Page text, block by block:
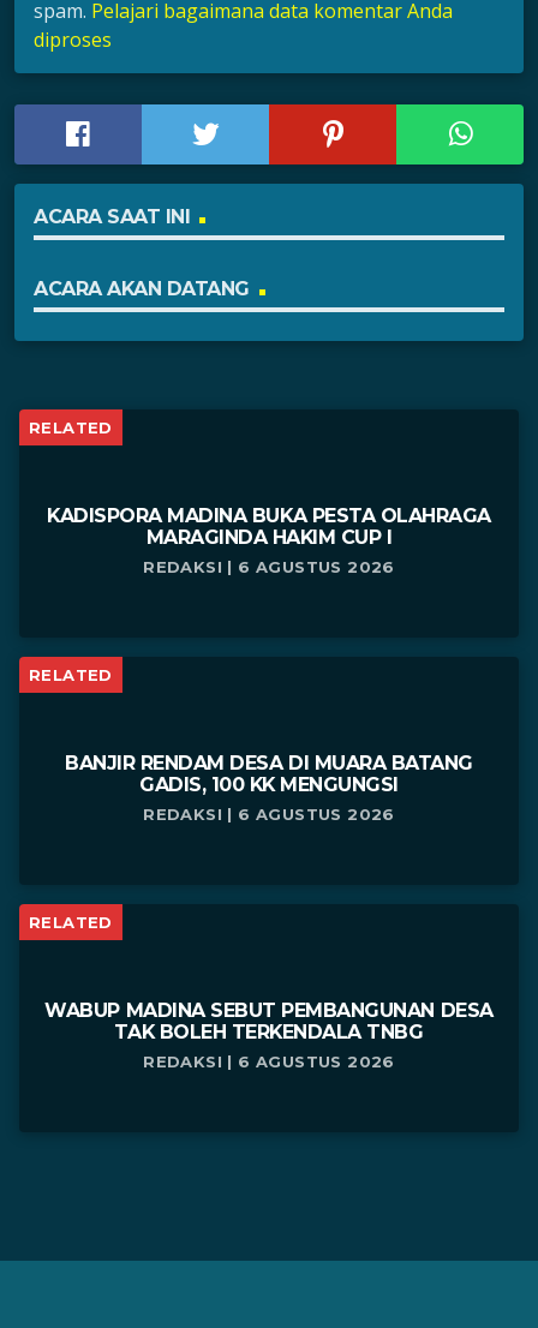
spam. Pelajari bagaimana data komentar Anda
diproses
ACARA SAAT INI
ACARA AKAN DATANG
RELATED
KADISPORA MADINA BUKA PESTA OLAHRAGA
MARAGINDA HAKIM CUP I
REDAKSI | 6 AGUSTUS 2026
RELATED
BANJIR RENDAM DESA DI MUARA BATANG
GADIS, 100 KK MENGUNGSI
REDAKSI | 6 AGUSTUS 2026
RELATED
WABUP MADINA SEBUT PEMBANGUNAN DESA
TAK BOLEH TERKENDALA TNBG
REDAKSI | 6 AGUSTUS 2026